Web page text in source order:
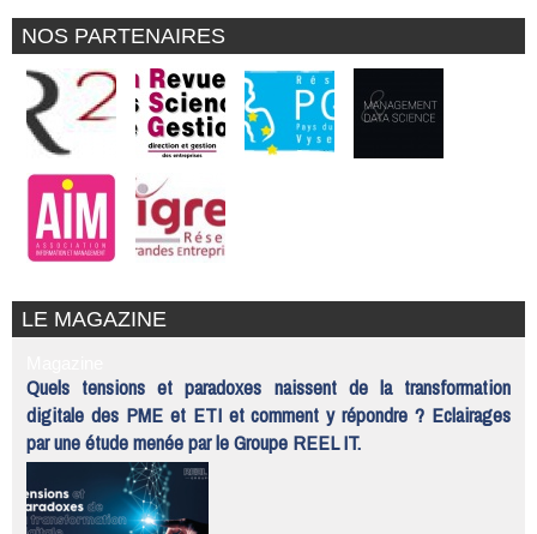
NOS PARTENAIRES
LE MAGAZINE
Quels tensions et paradoxes naissent de la transformation
digitale des PME et ETI et comment y répondre ? Eclairages
par une étude menée par le Groupe REEL IT.